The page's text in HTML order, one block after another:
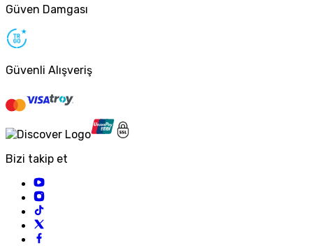
Güven Damgası
Güvenli Alışveriş
Bizi takip et